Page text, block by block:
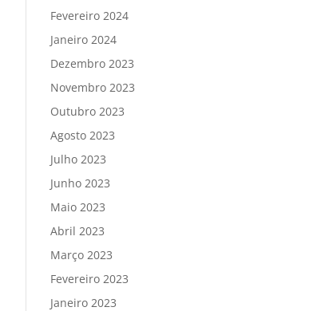
Fevereiro 2024
Janeiro 2024
Dezembro 2023
Novembro 2023
Outubro 2023
Agosto 2023
Julho 2023
Junho 2023
Maio 2023
Abril 2023
Março 2023
Fevereiro 2023
Janeiro 2023